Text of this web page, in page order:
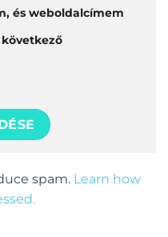
és weboldalcímem
spam. Learn how